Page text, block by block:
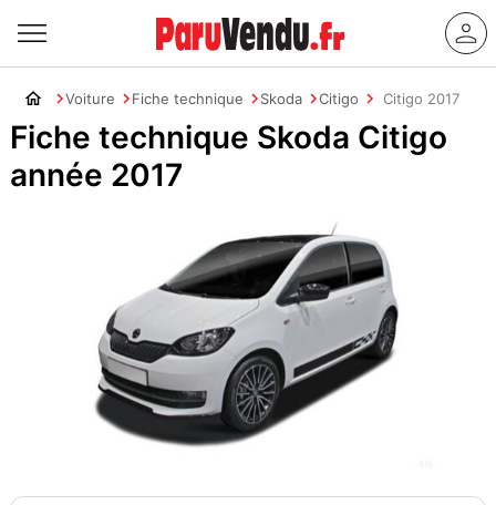
Voiture Fiche technique Skoda Citigo Citigo 2017
Fiche technique Skoda Citigo
année 2017